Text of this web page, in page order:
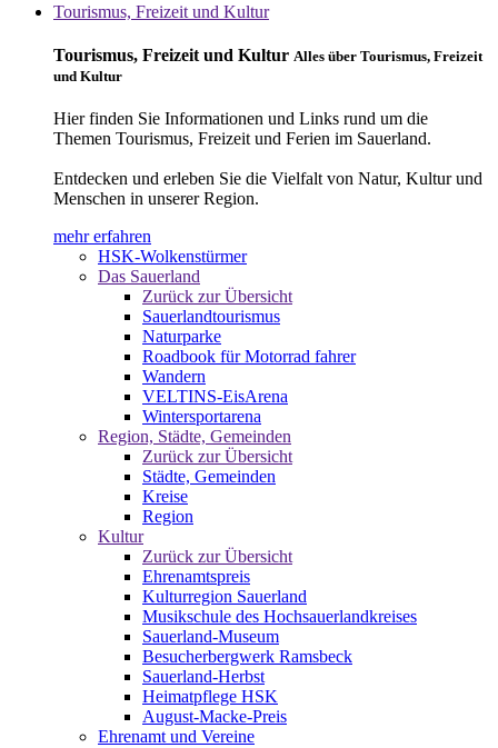
Tourismus, Freizeit und Kultur
Tourismus, Freizeit und Kultur Alles über Tourismus, Freizeit
und Kultur
Hier finden Sie Informationen und Links rund um die
Themen Tourismus, Freizeit und Ferien im Sauerland.
Entdecken und erleben Sie die Vielfalt von Natur, Kultur und
Menschen in unserer Region.
mehr erfahren
HSK-Wolkenstürmer
Das Sauerland
Zurück zur Übersicht
Sauerlandtourismus
Naturparke
Roadbook für Motorrad fahrer
Wandern
VELTINS-EisArena
Wintersportarena
Region, Städte, Gemeinden
Zurück zur Übersicht
Städte, Gemeinden
Kreise
Region
Kultur
Zurück zur Übersicht
Ehrenamtspreis
Kulturregion Sauerland
Musikschule des Hochsauerlandkreises
Sauerland-Museum
Besucherbergwerk Ramsbeck
Sauerland-Herbst
Heimatpflege HSK
August-Macke-Preis
Ehrenamt und Vereine